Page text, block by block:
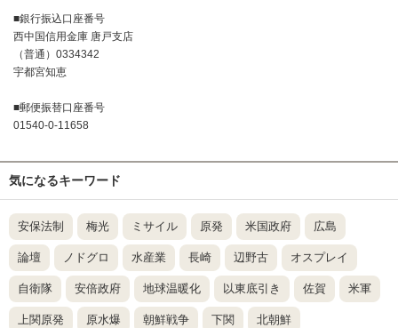
■銀行振込口座番号
西中国信用金庫 唐戸支店
（普通）0334342
宇都宮知恵
■郵便振替口座番号
01540-0-11658
気になるキーワード
安保法制 梅光 ミサイル 原発 米国政府 広島
論壇 ノドグロ 水産業 長崎 辺野古 オスプレイ
自衛隊 安倍政府 地球温暖化 以東底引き 佐賀 米軍
上関原発 原水爆 朝鮮戦争 下関 北朝鮮